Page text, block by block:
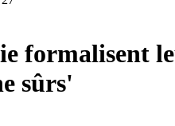
formalisent
sûrs'